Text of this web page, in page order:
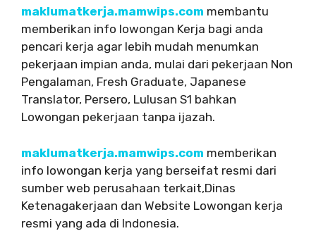
maklumatkerja.mamwips.com membantu
memberikan info lowongan Kerja bagi anda
pencari kerja agar lebih mudah menumkan
pekerjaan impian anda, mulai dari pekerjaan Non
Pengalaman, Fresh Graduate, Japanese
Translator, Persero, Lulusan S1 bahkan
Lowongan pekerjaan tanpa ijazah.
maklumatkerja.mamwips.com memberikan
info lowongan kerja yang berseifat resmi dari
sumber web perusahaan terkait,Dinas
Ketenagakerjaan dan Website Lowongan kerja
resmi yang ada di Indonesia.